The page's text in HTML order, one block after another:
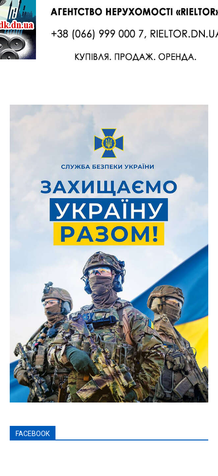
FACEBOOK